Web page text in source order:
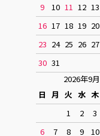
9
10 11 12 13
16 17 18 19 20
23 24 25 26 27
30 31
2026年9月
日
月 火 水 木
1
2 3
6
7 8 9 10